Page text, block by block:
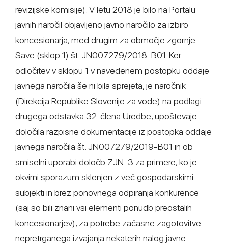
revizijske komisije). V letu 2018 je bilo na Portalu
javnih naročil objavljeno javno naročilo za izbiro
koncesionarja, med drugim za območje zgornje
Save (sklop 1) št. JN007279/2018-B01. Ker
odločitev v sklopu 1 v navedenem postopku oddaje
javnega naročila še ni bila sprejeta, je naročnik
(Direkcija Republike Slovenije za vode) na podlagi
drugega odstavka 32. člena Uredbe, upoštevaje
določila razpisne dokumentacije iz postopka oddaje
javnega naročila št. JN007279/2019-B01 in ob
smiselni uporabi določb ZJN-3 za primere, ko je
okvirni sporazum sklenjen z več gospodarskimi
subjekti in brez ponovnega odpiranja konkurence
(saj so bili znani vsi elementi ponudb preostalih
koncesionarjev), za potrebe začasne zagotovitve
nepretrganega izvajanja nekaterih nalog javne